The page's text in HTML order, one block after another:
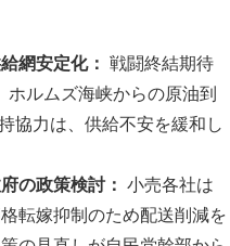
網安定化： 戦闘終結期待
ルムズ海峡からの原油到
協力は、供給不安を緩和し
の政策検討： 小売各社は
転嫁抑制のため配送削減を